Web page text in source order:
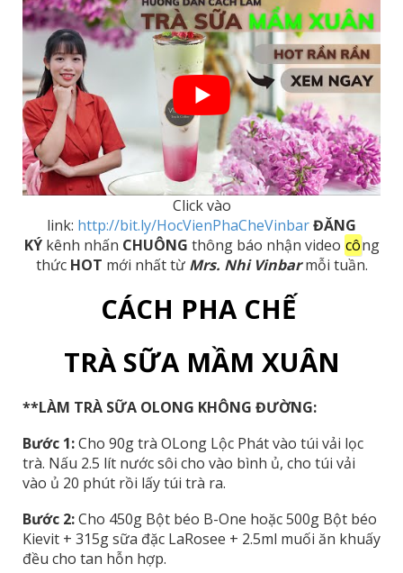
Click vào
link: http://bit.ly/HocVienPhaCheVinbarĐĂNG
KÝkênh nhấn CHUÔNG thông báo nhận video công
thức HOT mới nhất từ Mrs. Nhi Vinbarmỗi tuần.
CÁCH PHA CHẾ
TRÀ SỮA MẦM XUÂN
**LÀM TRÀ SỮA OLONG KHÔNG ĐƯỜNG:
Bước 1:Cho 90g trà OLong Lộc Phát vào túi vải lọc
trà. Nấu 2.5 lít nước sôi cho vào bình ủ, cho túi vải
vào ủ 20 phút rồi lấy túi trà ra.
Bước 2:Cho 450g Bột béo B-One hoặc 500g Bột béo
Kievit + 315g sữa đặc LaRosee + 2.5ml muối ăn khuấy
đều cho tan hỗn hợp.